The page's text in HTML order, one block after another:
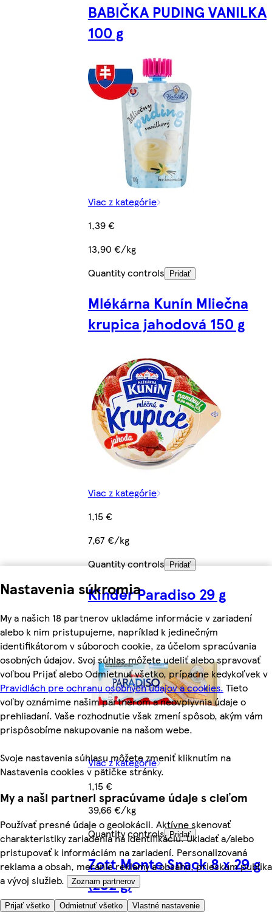
Nastavenia súkromia
My a našich 18 partnerov ukladáme informácie v zariadení
alebo k nim pristupujeme, napríklad k jedinečným
identifikátorom v súboroch cookie, za účelom spracúvania
osobných údajov. Svoj súhlas môžete udeliť alebo spravovať
voľbou Prijať alebo Odmietnuť všetko, prípadne kedykoľvek v
Pravidlách pre ochranu osobných údajov a cookies. Tieto
voľby oznámime našim partnerom a neovplyvnia údaje o
prehliadaní. Vaše rozhodnutie však zmení spôsob, akým vám
prispôsobíme nakupovanie na našom webe.
Svoje nastavenia súhlasu môžete zmeniť kliknutím na
Nastavenia cookies v pätičke stránky.
My a naši partneri spracúvame údaje s cieľom
Používať presné údaje o geolokácii. Aktívne skenovať
charakteristiky zariadenia na identifikáciu. Ukladať a/alebo
pristupovať k informáciám na zariadení. Personalizovaná
reklama a obsah, meranie reklamy a obsahu, prieskum publika
a vývoj služieb.
Zoznam partnerov
Prijať všetko Odmietnuť všetko Vlastné nastavenie
BABIČKA PUDING VANILKA
100 g
Viac z kategórie
1,39 €
13,90 €/kg
Quantity controls
Pridať
Mlékárna Kunín Mliečna
krupica jahodová 150 g
Viac z kategórie
1,15 €
7,67 €/kg
Quantity controls Pridať
Kinder Paradiso 29 g
Viac z kategórie
1,15 €
39,66 €/kg
Quantity controls
Pridať
Zott Monte Snack 8 x 29 g
(232 g)